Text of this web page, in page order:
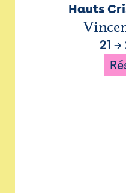
Hauts
21 →